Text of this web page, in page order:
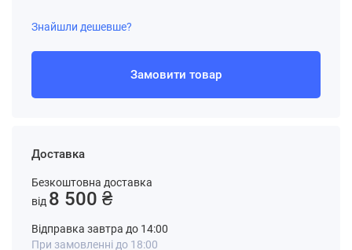
Доставка
Безкоштовна доставка
від 8 500 ₴
Відправка завтра до 14:00
При замовленні до 18:00
Знайшли дешевше?
Замовити товар